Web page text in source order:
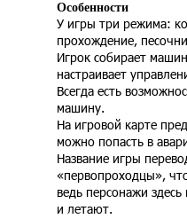
Особенности
У игры три режима:
прохождение,
Игрок собирает
настраивает
Всегда есть
машину.
На игровой карте
можно попасть в
Название игры
«первопроходцы»,
ведь персонажи
и летают.